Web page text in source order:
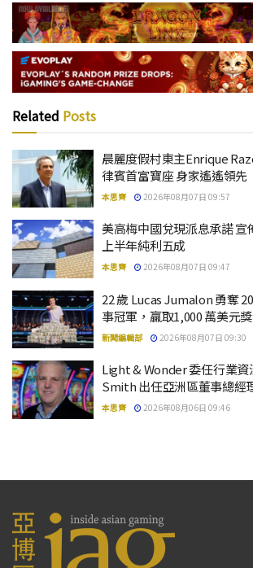
Related Posts
晨麗度假村東主Enrique
律賓首富寶座 身家遙遙領先
本思齊 2026年08月07日 09:57
美高梅中國兌現派息承諾 宣
上半年純利五成
本思齊 2026年08月07日 09:47
22 歲 Lucas Jumalon 勇奪
事冠軍，贏取1,000 萬美元
新聞編輯部 2026年08月07日 09:30
Light & Wonder 委任行業
Smith 出任亞洲區董事總經
本思齊 2026年08月06日 09:46